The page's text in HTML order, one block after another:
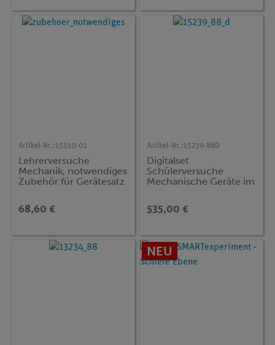
Artikel-Nr.:15510-01
Lehrerversuche
Mechanik, notwendiges
Zubehör für Gerätesatz
68,60 €
Artikel-Nr.:15239-88D
Digitalset
Schülerversuche
Mechanische Geräte im
und Technik NT-MEC
535,00 €
NEU